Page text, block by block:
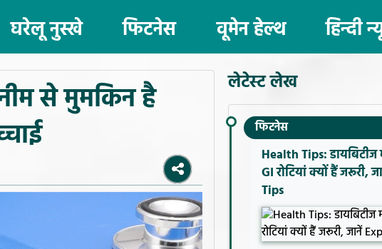
घरेलू नुस्खे फिटनेस वूमेन हेल्थ हिन्दी
से मुमकिन है
लेटेस्ट लेख
फिटनेस
Health Tips:
GI रोटियां क्यों हैं जरूरी,
Tips